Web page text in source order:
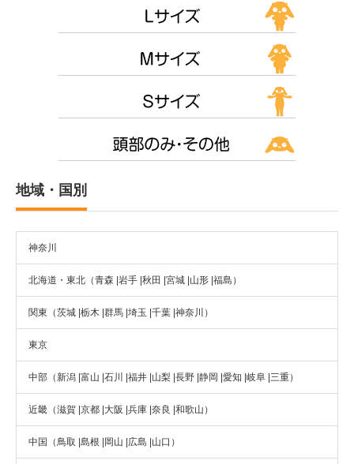
地域・国別
神奈川
北海道・東北（青森 |岩手 |秋田 |宮城 |山形 |福島）
関東（茨城 |栃木 |群馬 |埼玉 |千葉 |神奈川）
東京
中部（新潟 |富山 |石川 |福井 |山梨 |長野 |静岡 |愛知 |岐阜 |三重）
近畿（滋賀 |京都 |大阪 |兵庫 |奈良 |和歌山）
中国（鳥取 |島根 |岡山 |広島 |山口）